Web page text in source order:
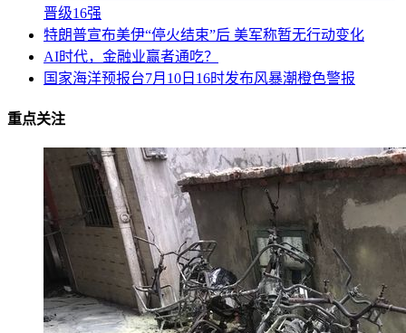
晋级16强
特朗普宣布美伊“停火结束”后 美军称暂无行动变化
AI时代，金融业赢者通吃？
国家海洋预报台7月10日16时发布风暴潮橙色警报
重点关注